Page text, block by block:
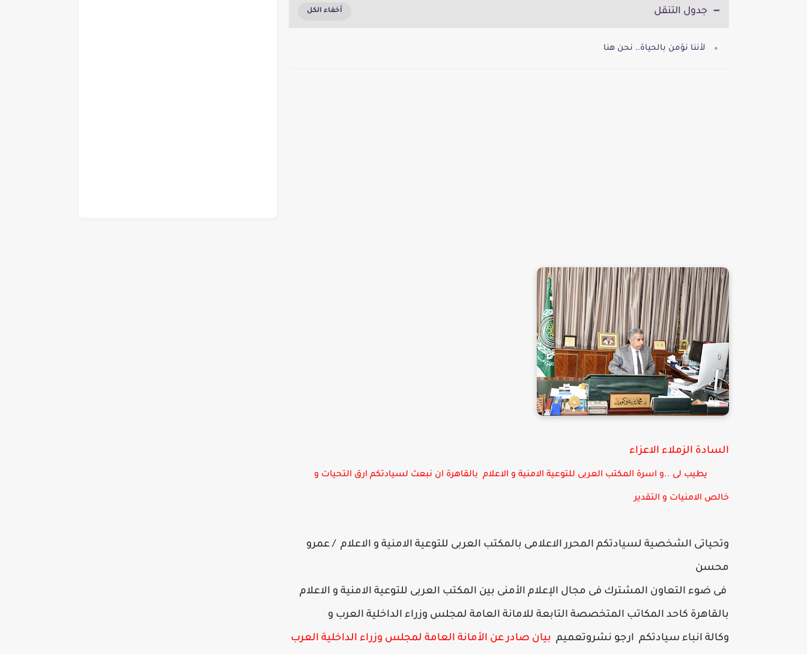
جدول التنقل
لأننا نؤمن بالحياة.. نحن هنا
السادة الزملاء الاعزاء
يطيب لى ..و اسرة المكتب العربى للتوعية الامنية و الاعلام بالقاهرة ان نبعث لسيادتكم ارق التحيات و
خالص الامنيات و التقدير
وتحياتى الشخصية لسيادتكم المحرر الاعلامى بالمكتب العربى للتوعية الامنية و الاعلام /عمرو
محسن
فى ضوء التعاون المشترك فى مجال الإعلام الأمنى بين المكتب العربى للتوعية الامنية و الاعلام
بالقاهرة كاحد المكاتب المتخصصة التابعة للامانة العامة لمجلس وزراء الداخلية العرب و
وكالة انباء سيادتكم ارجو نشروتعميم بيان صادر عن الأمانة العامة لمجلس وزراء الداخلية العرب